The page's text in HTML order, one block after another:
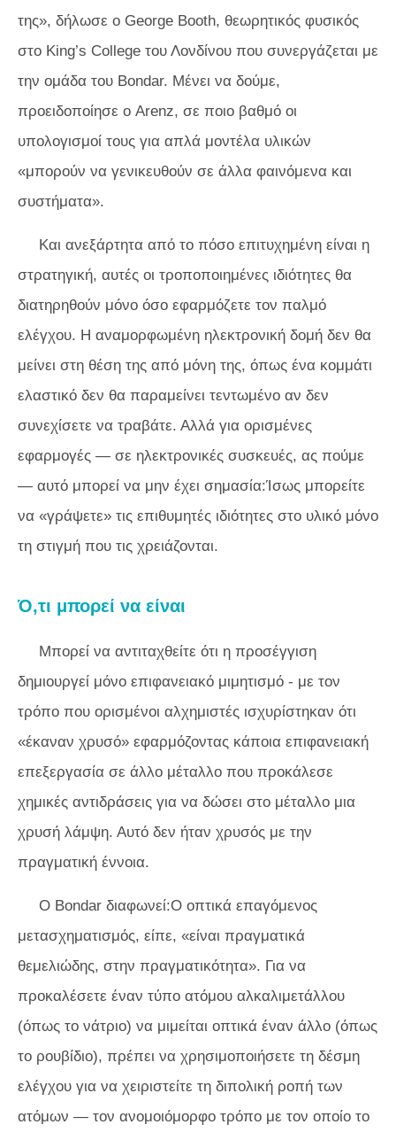
της», δήλωσε ο George Booth, θεωρητικός φυσικός
στο King’s College του Λονδίνου που συνεργάζεται με
την ομάδα του Bondar. Μένει να δούμε,
προειδοποίησε ο Arenz, σε ποιο βαθμό οι
υπολογισμοί τους για απλά μοντέλα υλικών
«μπορούν να γενικευθούν σε άλλα φαινόμενα και
συστήματα».
Και ανεξάρτητα από το πόσο επιτυχημένη είναι η
στρατηγική, αυτές οι τροποποιημένες ιδιότητες θα
διατηρηθούν μόνο όσο εφαρμόζετε τον παλμό
ελέγχου. Η αναμορφωμένη ηλεκτρονική δομή δεν θα
μείνει στη θέση της από μόνη της, όπως ένα κομμάτι
ελαστικό δεν θα παραμείνει τεντωμένο αν δεν
συνεχίσετε να τραβάτε. Αλλά για ορισμένες
εφαρμογές — σε ηλεκτρονικές συσκευές, ας πούμε
— αυτό μπορεί να μην έχει σημασία:Ίσως μπορείτε
να «γράψετε» τις επιθυμητές ιδιότητες στο υλικό μόνο
τη στιγμή που τις χρειάζονται.
Ό,τι μπορεί να είναι
Μπορεί να αντιταχθείτε ότι η προσέγγιση
δημιουργεί μόνο επιφανειακό μιμητισμό - με τον
τρόπο που ορισμένοι αλχημιστές ισχυρίστηκαν ότι
«έκαναν χρυσό» εφαρμόζοντας κάποια επιφανειακή
επεξεργασία σε άλλο μέταλλο που προκάλεσε
χημικές αντιδράσεις για να δώσει στο μέταλλο μια
χρυσή λάμψη. Αυτό δεν ήταν χρυσός με την
πραγματική έννοια.
Ο Bondar διαφωνεί:Ο οπτικά επαγόμενος
μετασχηματισμός, είπε, «είναι πραγματικά
θεμελιώδης, στην πραγματικότητα». Για να
προκαλέσετε έναν τύπο ατόμου αλκαλιμετάλλου
(όπως το νάτριο) να μιμείται οπτικά έναν άλλο (όπως
το ρουβίδιο), πρέπει να χρησιμοποιήσετε τη δέσμη
ελέγχου για να χειριστείτε τη διπολική ροπή των
ατόμων — τον ανομοιόμορφο τρόπο με τον οποίο το